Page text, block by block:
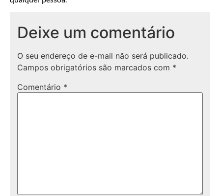
Deixe um comentário
O seu endereço de e-mail não será publicado.
Campos obrigatórios são marcados com *
Comentário *